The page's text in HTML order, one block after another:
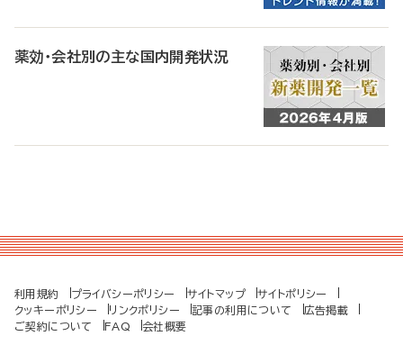
薬効・会社別の主な国内開発状況
利用規約 プライバシーポリシー サイトマップ
サイトポリシー
クッキーポリシー
リンクポリシー 記事の利用について
広告掲載
ご契約について
FAQ 会社概要